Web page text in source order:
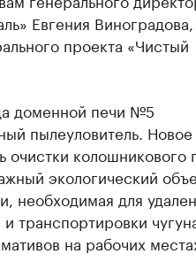
Евгения Виноградова,
проекта «Чистый
доменной печи №5
пылеуловитель. Новое
колошникового
экологический
необходимая для
транспортировки
на рабочих